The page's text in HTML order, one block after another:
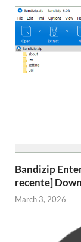
Bandizip
recente]
March 3, 2026